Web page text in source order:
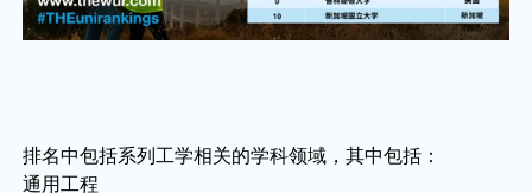
排名中包括系列工学相关的学科领域，其中包括：
通用工程